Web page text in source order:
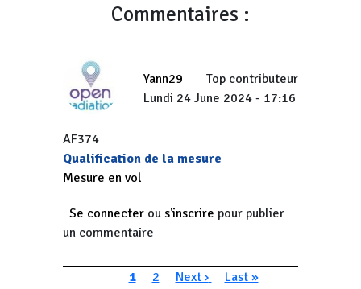
Commentaires :
Yann29
Top contributeur
Lundi 24 June 2024 - 17:16
AF374
Qualification de la mesure
Mesure en vol
Se connecter ou s'inscrire pour publier
un commentaire
PaginationPage courante
1 Page
2 Page suivante
Next › Dernière page
Last »